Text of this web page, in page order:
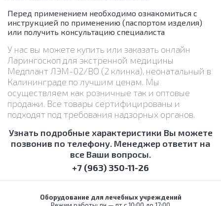
Перед применением необходимо ознакомиться с
инструкцией по применению (паспортом изделия)
или получить консультацию специалиста
У нас вы можете купить или заказать онлайн
Ларингоскоп для экстренной медицины
Медплант ЛЭМ-02/ВО (2 клинка), неонатальный в
Калининграде по лучшим ценам. Мы
осуществляем как розничные так и оптовые
продажи. Все товары сертифицированы и
подходят под требования надзорных органов.
Узнать подробные характеристики Вы можете
позвонив по телефону. Менеджер ответит на
все Ваши вопросы.
+7 (963) 350-11-26
Оборудование для лечебных учреждений